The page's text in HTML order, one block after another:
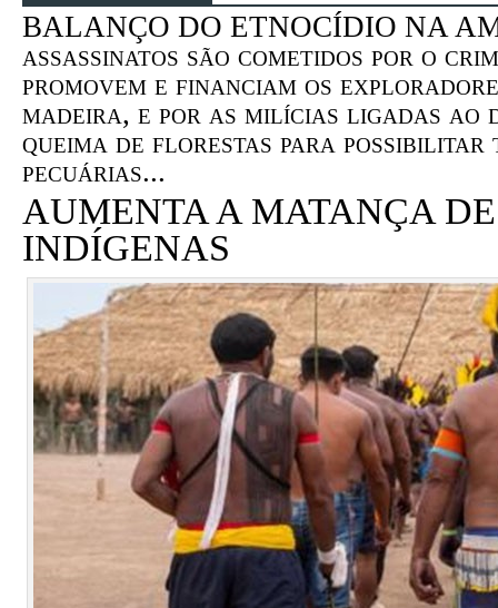
BALANÇO DO ETNOCÍDIO NA
assassinatos são cometidos por o
promovem e financiam os
madeira, e por as milícias ligadas ao
queima de florestas para
pecuárias...
AUMENTA A MATANÇA
INDÍGENAS